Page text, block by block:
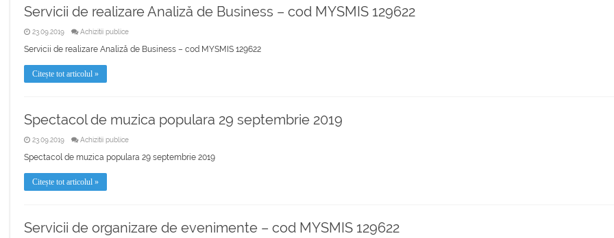
Servicii de realizare Analiză de Business – cod MYSMIS 129622
23.09.2019 Achizitii publice
Servicii de realizare Analiză de Business – cod MYSMIS 129622
Citește tot articolul »
Spectacol de muzica populara 29 septembrie 2019
23.09.2019 Achizitii publice
Spectacol de muzica populara 29 septembrie 2019
Citește tot articolul »
Servicii de organizare de evenimente – cod MYSMIS 129622